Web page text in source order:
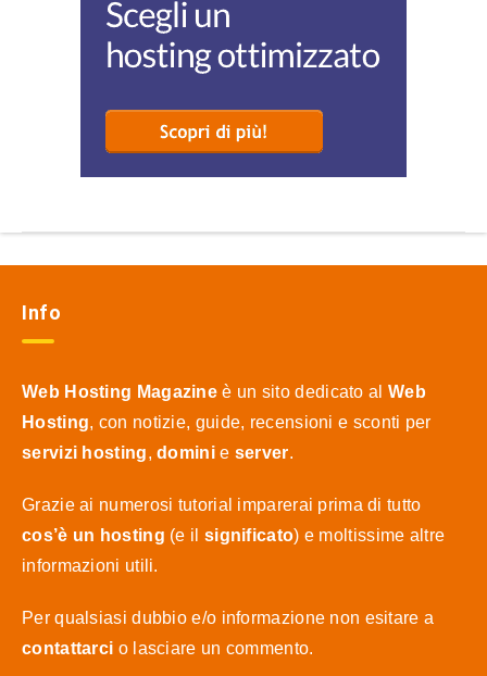
Info
Web Hosting Magazine è un sito dedicato al Web
Hosting, con notizie, guide, recensioni e sconti per
servizi hosting,dominie server.
Grazie ai numerosi tutorial imparerai prima di tutto
cos’è un hosting (e il significato) e moltissime altre
informazioni utili.
Per qualsiasi dubbio e/o informazione non esitare a
contattarci o lasciare un commento.